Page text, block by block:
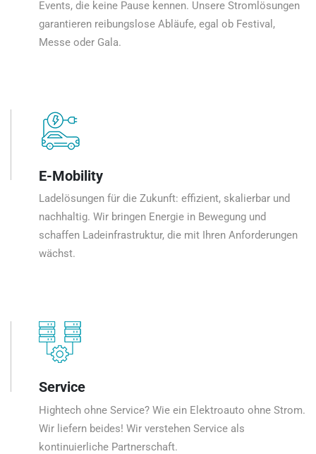
Events, die keine Pause kennen. Unsere Stromlösungen
garantieren reibungslose Abläufe, egal ob Festival,
Messe oder Gala.
E-Mobility
Ladelösungen für die Zukunft: effizient, skalierbar und
nachhaltig. Wir bringen Energie in Bewegung und
schaffen Ladeinfrastruktur, die mit Ihren Anforderungen
wächst.
Service
Hightech ohne Service? Wie ein Elektroauto ohne Strom.
Wir liefern beides! Wir verstehen Service als
kontinuierliche Partnerschaft.